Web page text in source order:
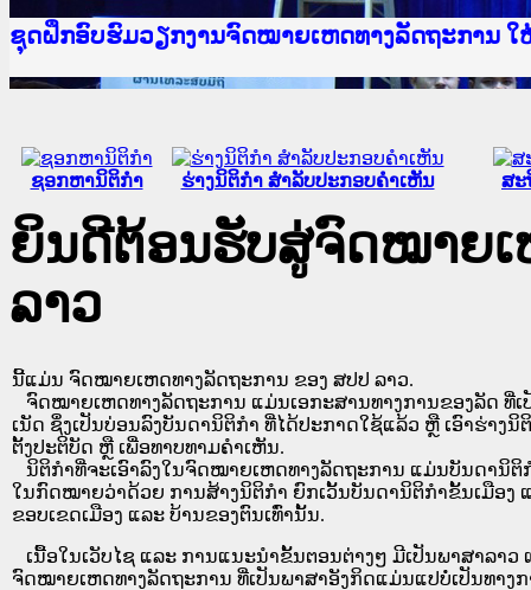
Ministry of Justice Lao PDR
ເຜີຍແຜ່ວັບໄຊຈົດໝາຍເຫດທາງລັດຖະການ ແລະ ແອັ
ກະຊວງຍຸຕິທຳ
ຊຸດຝຶກອົບຮົມວຽກງານຈົດໝາຍເຫດທາງລັດຖະການ
ກອງປະຊຸມທົບທວນຄືນການຈັດຕັ້ງປະຕິບັດວຽກງານຈົ
ຝຶກອົບຮົມ ຜູ່ປະສານງານວຽກງານຈົດໝາຍເຫດທາງລັ
ຝຶກອົບຮົມ ຜູ່ປະສານງານວຽກງານຈົດໝາຍເຫດທາງລັ
ເຜີຍແຜ່ແອັບກົດໝາຍລາວ ແລະ ເວັບໄຊຈົດໝາຍເຫດ
ເຜີຍແຜ່ແອັບກົດໝາຍລາວ ແລະ ເວັບໄຊຈົດໝາຍເຫດ
ຍົກລະດັບວຽກງານຈົດໝາຍເຫດທາງລັດຖະການໃຫ້ຜູ້
ຊຸດຝຶກອົບຮົມວຽກງານຈົດໝາຍເຫດທາງລັດຖະການ ໃ
ຊອກຫານິຕິກໍາ ຮ່າງນິຕິກໍາ ສໍາລັບປະກອບຄໍາເຫັນ ສະ
ຍິນດີຕ້ອນຮັບສູ່ຈົດໝາຍເ
ລາວ
ນີ້ແມ່ນ ຈົດໝາຍເຫດທາງລັດຖະການ ຂອງ ສປປ ລາວ.
ຈົດໝາຍເຫດທາງລັດຖະການ ແມ່ນ​ເອ​ກະ​ສານ​ທາງ​ການ​ຂອງ​ລັດ ທີ່​ເ
ເນັດ ຊຶ່ງ​ເປັນ​ບ່ອນ​ລົງ​ບັນ​ດາ​ນິ​ຕິ​ກຳ ທີ່ໄດ້ປະກາດໃຊ້ແລ້ວ ຫຼື ເອົາຮ່າງ
ຕັ້ງ​ປະ​ຕິ​ບັດ ຫຼື ເພື່ອທາບທາມຄໍາເຫັນ.
ນິ​ຕິ​ກຳ​ທີ່​ຈະ​ເອົາ​ລົງ​ໃນ​ຈົດ​ໝາຍ​ເຫດ​ທາງ​ລັດ​ຖະ​ການ ​ແມ່ນ​ບັນ​ດາ​ນິ​ຕິ​
ໃນ​ກົດ​ໝາຍ​ວ່າ​ດ້ວຍ​ ການ​ສ້າງ​ນິ​ຕິ​ກຳ ຍົກ​ເວັ້ນ​ບັນ​ດານິ​ຕິ​ກຳ​ຂັ້ນ​ເມືອງ
ຂອບ​ເຂດ​ເມືອງ ແລະ ບ້ານ​ຂອງ​ຕົນ​ເທົ່າ​ນັ້ນ.
ເນື້ອໃນ​ເວັບ​ໄຊ​ ແລະ ການແນະນໍາຂັ້ນຕອນຕ່າງໆ ມີເປັນພາສາລາວ
ຈົດໝາຍເຫດທາງລັດຖະການ ທີ່ເປັນພາສາອັງກິດແມ່ນແປບໍ່ເປັນທາງ